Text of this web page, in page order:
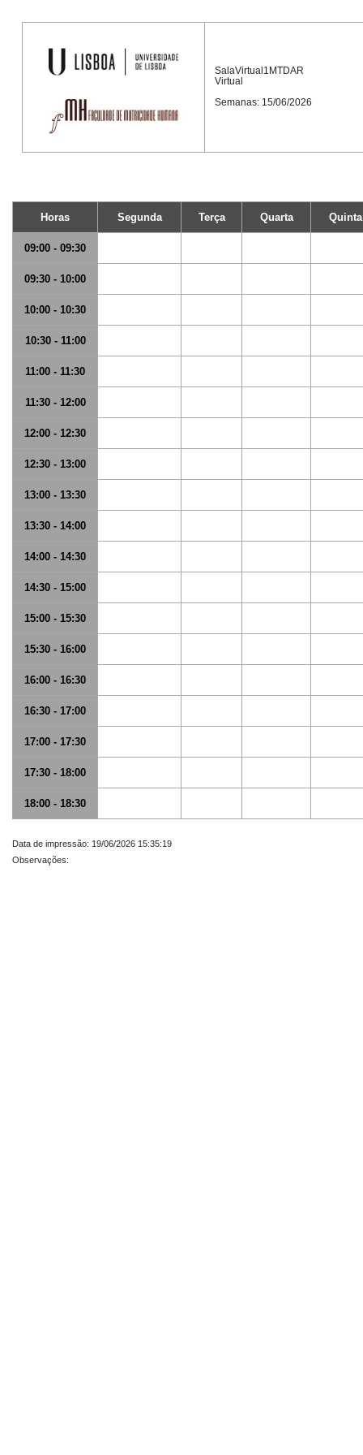
SalaVirtual1MTDAR
Virtual
Semanas: 15/06/2026
Horas Segunda Terça Quarta Quinta
09:00 - 09:30
09:30 - 10:00
10:00 - 10:30
10:30 - 11:00
11:00 - 11:30
11:30 - 12:00
12:00 - 12:30
12:30 - 13:00
13:00 - 13:30
13:30 - 14:00
14:00 - 14:30
14:30 - 15:00
15:00 - 15:30
15:30 - 16:00
16:00 - 16:30
16:30 - 17:00
17:00 - 17:30
17:30 - 18:00
18:00 - 18:30
Data de impressão: 19/06/2026 15:35:19
Observações: